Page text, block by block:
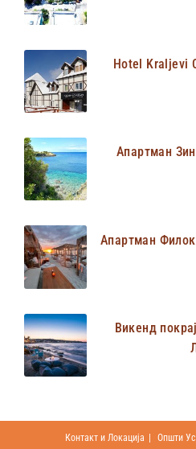
Hotel Kraljevi
Апартман
Апартман
Викенд
Контакт и Локација Општи